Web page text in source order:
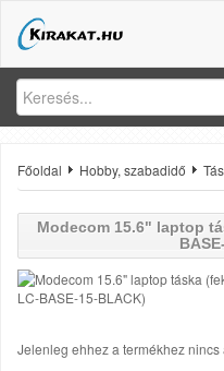
Főoldal Hobby, szabadidő
Modecom 15.6" laptop
Jelenleg ehhez a termékhez nincs